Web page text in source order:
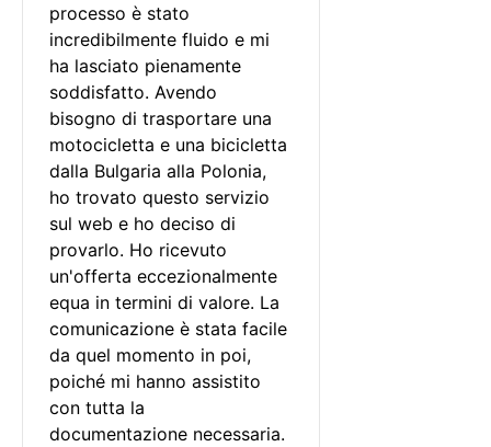
processo è stato
incredibilmente fluido e mi
ha lasciato pienamente
soddisfatto. Avendo
bisogno di trasportare una
motocicletta e una bicicletta
dalla Bulgaria alla Polonia,
ho trovato questo servizio
sul web e ho deciso di
provarlo. Ho ricevuto
un'offerta eccezionalmente
equa in termini di valore. La
comunicazione è stata facile
da quel momento in poi,
poiché mi hanno assistito
con tutta la
documentazione necessaria.